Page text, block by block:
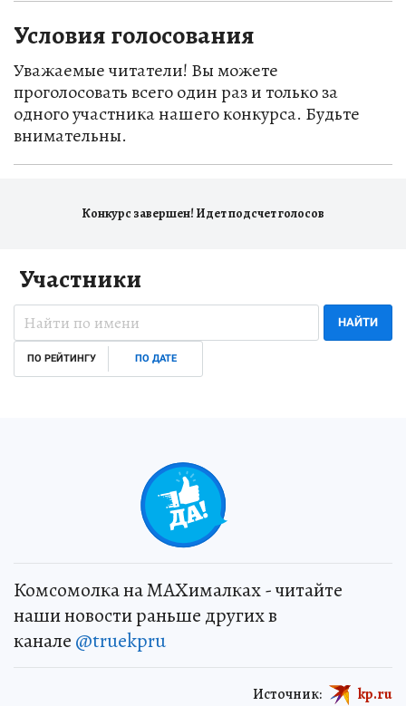
Условия голосования
Уважаемые читатели! Вы можете
проголосовать всего один раз и только за
одного участника нашего конкурса. Будьте
внимательны.
Конкурс завершен! Идет подсчет голосов
Участники
НАЙТИ
ПО РЕЙТИНГУ ПО ДАТЕ
Комсомолка на MAXималках - читайте
наши новости раньше других в
канале @truekpru
Источник: kp.ru